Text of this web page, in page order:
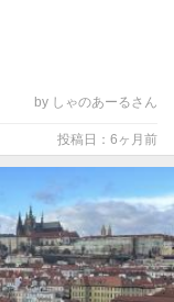
by しゃのあーるさん
投稿日：6ヶ月前